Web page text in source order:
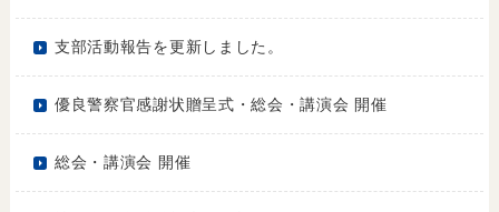
支部活動報告を更新しました。
優良警察官感謝状贈呈式・総会・講演会 開催
総会・講演会 開催